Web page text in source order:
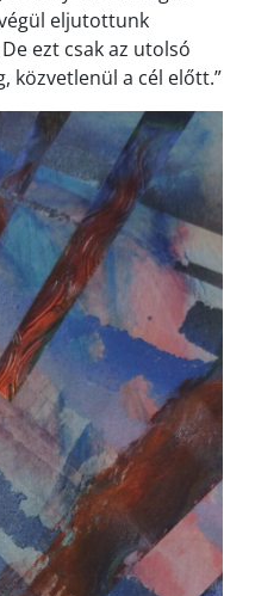
eljutottunk
ezt csak az utolsó
közvetlenül a cél előtt.”